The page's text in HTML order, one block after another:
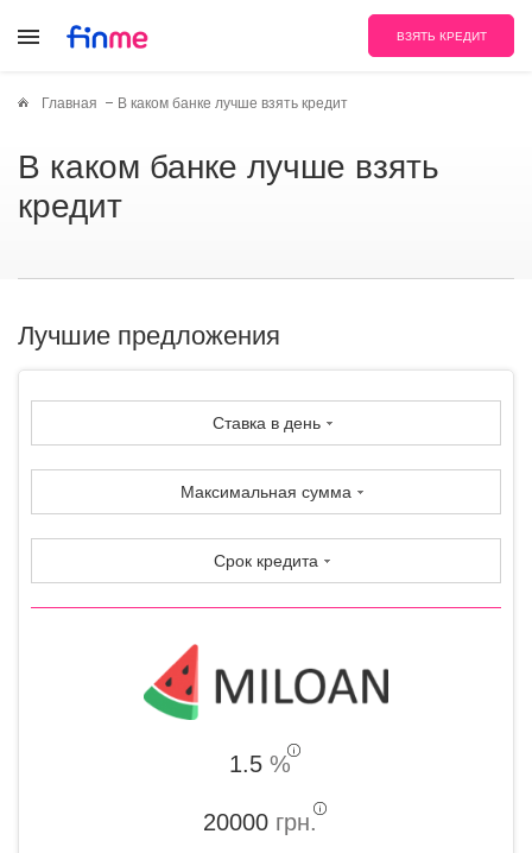
ВЗЯТЬ КРЕДИТ
Главная В каком банке лучше взять кредит
В каком банке лучше взять
кредит
Лучшие предложения
Ставка в день
Максимальная сумма
Срок кредита
1.5 %
20000 грн.